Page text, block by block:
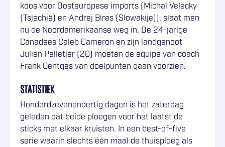
koos voor Oosteuropese imports (Michal Velecky
(Tsjechië) en Andrej Bires (Slowakije)), slaat men
nu de Noordamerikaanse weg in. De 24-jarige
Canadees Caleb Cameron en zijn landgenoot
Julien Pelletier (20) moeten de equipe van coach
Frank Gentges van doelpunten gaan voorzien.
STATISTIEK
Honderdzevenendertig dagen is het zaterdag
geleden dat beide ploegen voor het laatst de
sticks met elkaar kruisten. In een best-of-five
serie waarin slechts één maal de thuisploeg als